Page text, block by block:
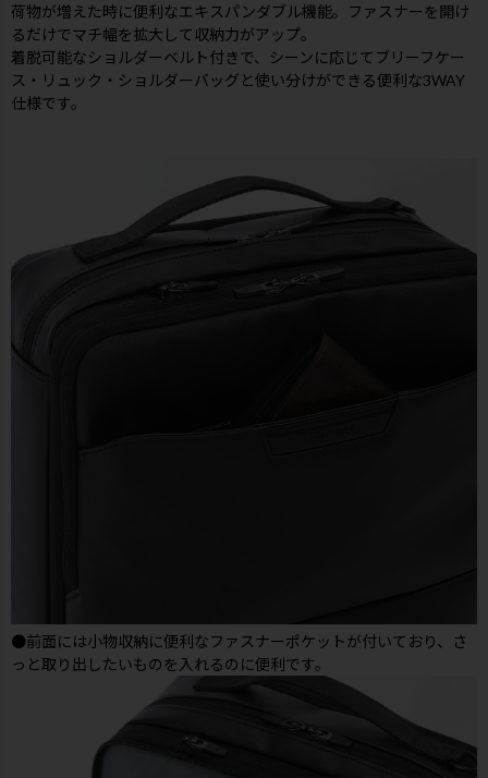
荷物が増えた時に便利なエキスパンダブル機能。ファスナーを開け
るだけでマチ幅を拡大して収納力がアップ。
着脱可能なショルダーベルト付きで、シーンに応じてブリーフケー
ス・リュック・ショルダーバッグと使い分けができる便利な3WAY
仕様です。
●前面には小物収納に便利なファスナーポケットが付いており、さ
っと取り出したいものを入れるのに便利です。